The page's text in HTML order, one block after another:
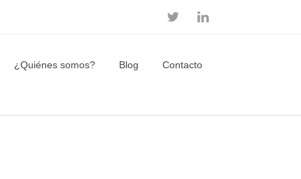
¿Quiénes somos? Blog Contacto